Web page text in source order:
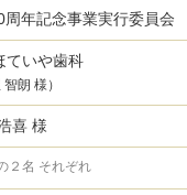
年記念事業実行委員会
ていや歯科
智朗 様）
喜 様
２名 それぞれ